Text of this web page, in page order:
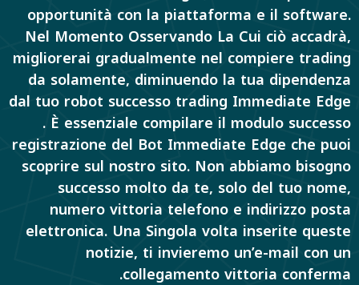
opportunità con la piattaforma e il software.
Nel Momento Osservando La Cui ciò accadrà,
migliorerai gradualmente nel compiere trading
da solamente, diminuendo la tua dipendenza
dal tuo robot successo trading Immediate Edge
. È essenziale compilare il modulo successo
registrazione del Bot Immediate Edge che puoi
scoprire sul nostro sito. Non abbiamo bisogno
successo molto da te, solo del tuo nome,
numero vittoria telefono e indirizzo posta
elettronica. Una Singola volta inserite queste
notizie, ti invieremo un’e-mail con un
collegamento vittoria conferma.